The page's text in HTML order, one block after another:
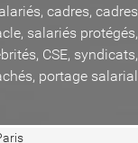
cadres, cadres
salariés protégés,
CSE, syndicats,
portage salarial